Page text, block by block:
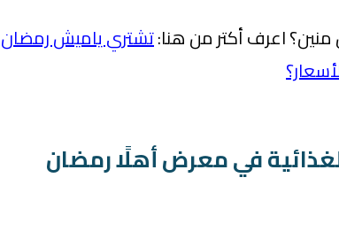
اعرف أكتر من هنا:تشتري ياميش رمضان
في معرض أهلًا رمضان